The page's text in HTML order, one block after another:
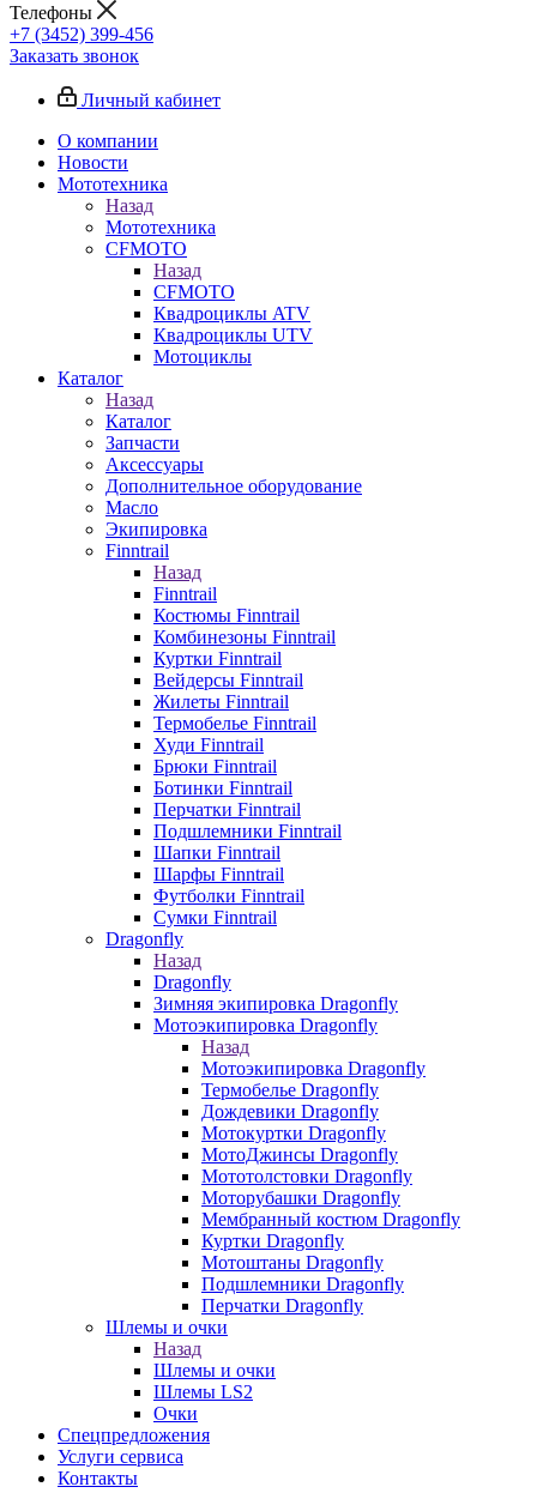
Телефоны
+7 (3452) 399-456
Заказать звонок
Личный кабинет
О компании
Новости
Мототехника
Назад
Мототехника
CFMOTO
Назад
CFMOTO
Квадроциклы ATV
Квадроциклы UTV
Мотоциклы
Каталог
Назад
Каталог
Запчасти
Аксессуары
Дополнительное оборудование
Масло
Экипировка
Finntrail
Назад
Finntrail
Костюмы Finntrail
Комбинезоны Finntrail
Куртки Finntrail
Вейдерсы Finntrail
Жилеты Finntrail
Термобелье Finntrail
Худи Finntrail
Брюки Finntrail
Ботинки Finntrail
Перчатки Finntrail
Подшлемники Finntrail
Шапки Finntrail
Шарфы Finntrail
Футболки Finntrail
Сумки Finntrail
Dragonfly
Назад
Dragonfly
Зимняя экипировка Dragonfly
Мотоэкипировка Dragonfly
Назад
Мотоэкипировка Dragonfly
Термобелье Dragonfly
Дождевики Dragonfly
Мотокуртки Dragonfly
МотоДжинсы Dragonfly
Мототолстовки Dragonfly
Моторубашки Dragonfly
Мембранный костюм Dragonfly
Куртки Dragonfly
Мотоштаны Dragonfly
Подшлемники Dragonfly
Перчатки Dragonfly
Шлемы и очки
Назад
Шлемы и очки
Шлемы LS2
Очки
Спецпредложения
Услуги сервиса
Контакты